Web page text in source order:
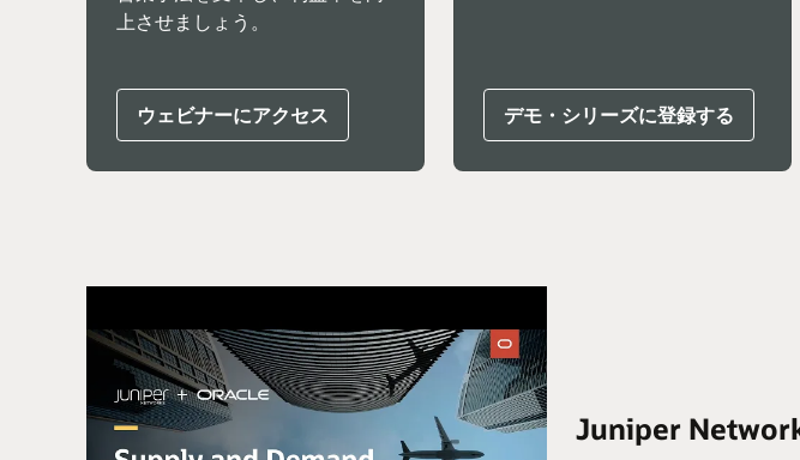
上させましょう。
ウェビナーにアクセス デモ・シリーズに登録する
Juniper